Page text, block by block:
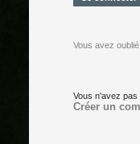
Vous avez
Vous n'avez
Créer un